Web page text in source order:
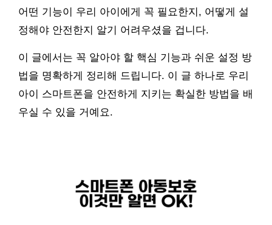
어떤 기능이 우리 아이에게 꼭 필요한지, 어떻게 설
정해야 안전한지 알기 어려우셨을 겁니다.
이 글에서는 꼭 알아야 할 핵심 기능과 쉬운 설정 방
법을 명확하게 정리해 드립니다. 이 글 하나로 우리
아이 스마트폰을 안전하게 지키는 확실한 방법을 배
우실 수 있을 거예요.